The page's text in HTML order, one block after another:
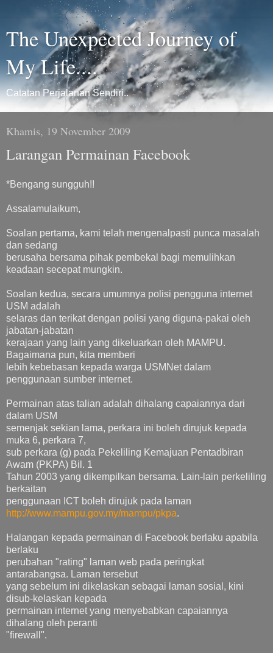
The Unexpected Journey of
My Life....
Catatan Perjalanan Sendiri..
Khamis, 19 November 2009
Larangan Permainan Facebook
*Bengang sungguh!!
Assalamulaikum,
Soalan pertama, kami telah mengenalpasti punca masalah
dan sedang
berusaha bersama pihak pembekal bagi memulihkan
keadaan secepat mungkin.
Soalan kedua, secara umumnya polisi pengguna internet
USM adalah
selaras dan terikat dengan polisi yang diguna-pakai oleh
jabatan-jabatan
kerajaan yang lain yang dikeluarkan oleh MAMPU.
Bagaimana pun, kita memberi
lebih kebebasan kepada warga USMNet dalam
penggunaan sumber internet.
Permainan atas talian adalah dihalang capaiannya dari
dalam USM
semenjak sekian lama, perkara ini boleh dirujuk kepada
muka 6, perkara 7,
sub perkara (g) pada Pekeliling Kemajuan Pentadbiran
Awam (PKPA) Bil. 1
Tahun 2003 yang dikempilkan bersama. Lain-lain perkeliling
berkaitan
penggunaan ICT boleh dirujuk pada laman
http://www.mampu.gov.my/mampu/pkpa.
Halangan kepada permainan di Facebook berlaku apabila
berlaku
perubahan "rating" laman web pada peringkat
antarabangsa. Laman tersebut
yang sebelum ini dikelaskan sebagai laman sosial, kini
disub-kelaskan kepada
permainan internet yang menyebabkan capaiannya
dihalang oleh peranti
"firewall".